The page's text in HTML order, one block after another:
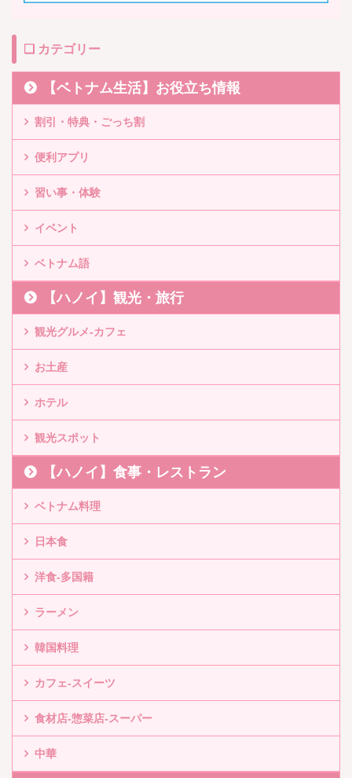
❏ カテゴリー
【ベトナム生活】お役立ち情報
割引・特典・ごっち割
便利アプリ
習い事・体験
イベント
ベトナム語
【ハノイ】観光・旅行
観光グルメ-カフェ
お土産
ホテル
観光スポット
【ハノイ】食事・レストラン
ベトナム料理
日本食
洋食-多国籍
ラーメン
韓国料理
カフェ-スイーツ
食材店-惣菜店-スーパー
中華